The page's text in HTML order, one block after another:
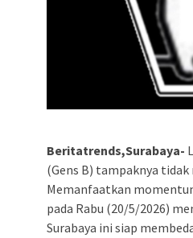
Beritatrends,Surabaya-
(Gens B) tampaknya
Memanfaatkan
pada Rabu (20/5/2026)
Surabaya ini siap